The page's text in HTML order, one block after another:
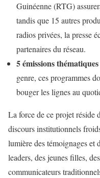
Guinéenne (RTG)
tandis que 15 autres
radios privées, la presse
partenaires du réseau.
5 émissions
genre, ces programmes
bouger les lignes au
La force de ce projet réside
discours institutionnels
lumière des témoignages et
leaders, des jeunes filles,
communicateurs